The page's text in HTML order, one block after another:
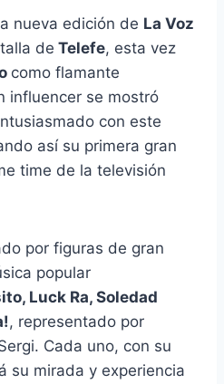
nueva edición de La Voz
de Telefe, esta vez
como flamante
influencer se mostró
con este
así su primera gran
time de la televisión
por figuras de gran
popular
Luck Ra, Soledad
, representado por
Cada uno, con su
su mirada y experiencia